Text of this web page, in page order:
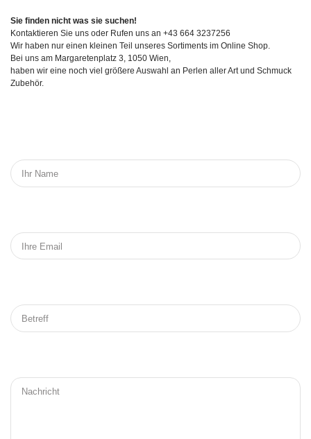
Sie finden nicht was sie suchen!
Kontaktieren Sie uns oder Rufen uns an +43 664 3237256
Wir haben nur einen kleinen Teil unseres Sortiments im Online Shop.
Bei uns am Margaretenplatz 3, 1050 Wien,
haben wir eine noch viel größere Auswahl an Perlen aller Art und Schmuck
Zubehör.